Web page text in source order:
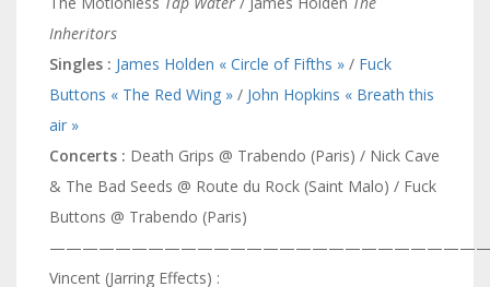
Inheritors
Singles : James Holden « Circle of Fifths » / Fuck
Buttons « The Red Wing » / John Hopkins « Breath this
air »
Concerts : Death Grips @ Trabendo (Paris) / Nick Cave
& The Bad Seeds @ Route du Rock (Saint Malo) / Fuck
Buttons @ Trabendo (Paris)
Vincent (Jarring Effects) :